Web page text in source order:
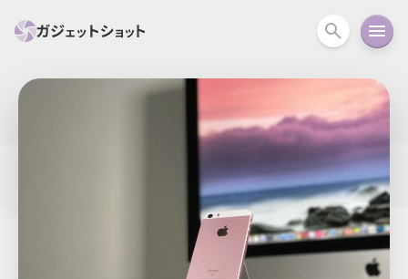
PC関連 カメラ ウェアラ
アクションカメラ カメラ
Mac Android コラム
オーディオ